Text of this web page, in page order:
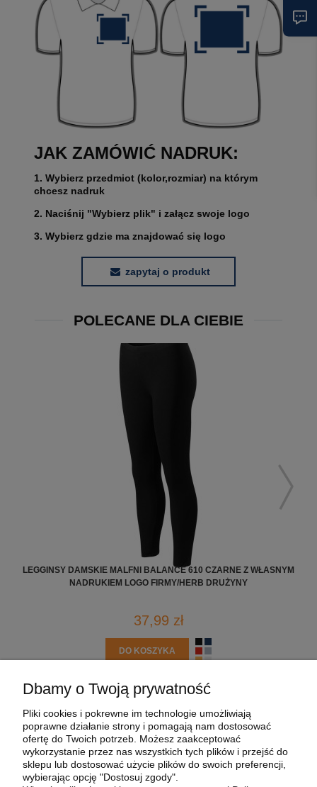
JAK ZAMÓWIĆ NADRUK:
1. Wybierz przedmiot (kolor,rozmiar) na którym
chcesz nadruk
2. Naciśnij "Wybierz plik" i załącz swoje logo
3. Wybierz gdzie ma znajdować się logo
zapytaj o produkt
POLECANE DLA CIEBIE
LEGGINSY DAMSKIE MALFNI BALANCE 610 CZARNE Z WŁASNYM
NADRUKIEM LOGO FIRMY/HERB DRUŻYNY
37,99 zł
DO KOSZYKA
MOJE KONTO
PŁATNOŚCI I DOSTAWA
Dbamy o Twoją prywatność
Pliki cookies i pokrewne im technologie umożliwiają
poprawne działanie strony i pomagają nam dostosować
ofertę do Twoich potrzeb. Możesz zaakceptować
wykorzystanie przez nas wszystkich tych plików i przejść do
sklepu lub dostosować użycie plików do swoich preferencji,
wybierając opcję "Dostosuj zgody".